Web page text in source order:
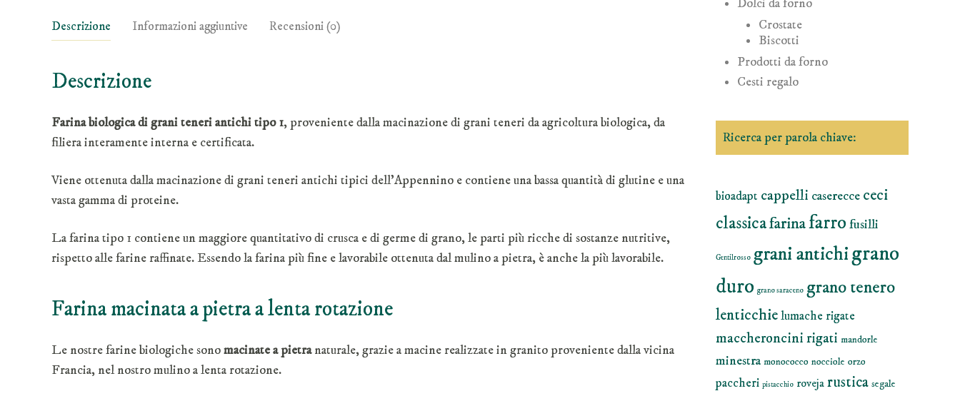
Descrizione Informazioni aggiuntive Recensioni (0)
Descrizione
Farina biologica di grani teneri antichi tipo 1, proveniente dalla macinazione di grani teneri da agricoltura biologica, da
filiera interamente interna e certificata.
Viene ottenuta dalla macinazione di grani teneri antichi tipici dell’Appennino e contiene una bassa quantità di glutine e una
vasta gamma di proteine.
La farina tipo 1 contiene un maggiore quantitativo di crusca e di germe di grano, le parti più ricche di sostanze nutritive,
rispetto alle farine raffinate. Essendo la farina più fine e lavorabile ottenuta dal mulino a pietra, è anche la più lavorabile.
Farina macinata a pietra a lenta rotazione
Le nostre farine biologiche sonomacinate a pietranaturale, grazie a macine realizzate in granito proveniente dalla vicina
Francia, nel nostro mulino a lenta rotazione.
Dolci da forno
Crostate
Biscotti
Prodotti da forno
Cesti regalo
Ricerca per parola chiave:
bioadapt cappelli caserecce ceci
classicafarinafarro fusilli
Gentilrosso grani antichigrano
duro grano saraceno grano tenero
lenticchielumache rigate
maccheroncini rigati mandorle
minestra monococco nocciole orzo
paccheri pistacchio roveja rustica segale